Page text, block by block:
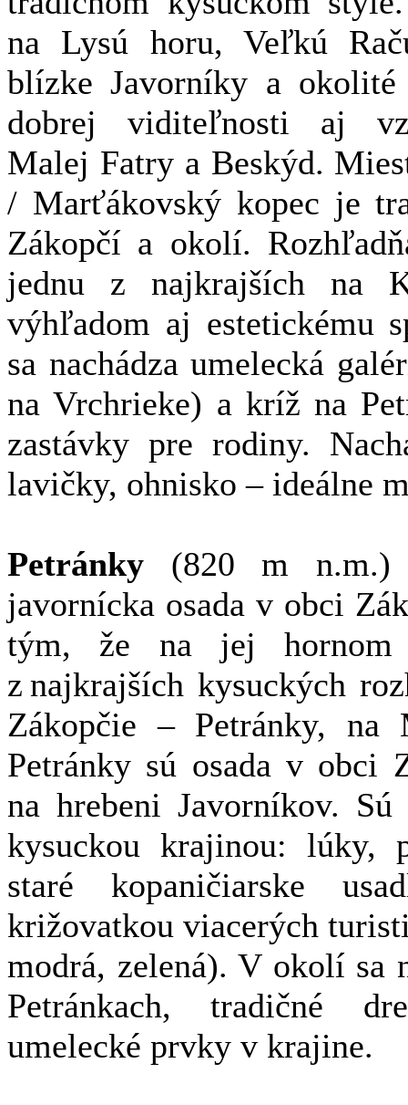
na Lysú horu, Veľkú
blízke Javorníky a okolité
dobrej viditeľnosti aj
Malej Fatry a Beskýd.
/ Marťákovský kopec je
Zákopčí a okolí.
jednu z najkrajších na
výhľadom aj estetickému
sa nachádza umelecká
na Vrchrieke) a kríž na
zastávky pre rodiny.
lavičky, ohnisko – ideálne
Petránky (820 m n.m.)
javornícka osada v obci
tým, že na jej hornom
z najkrajších kysuckých
Zákopčie – Petránky, na
Petránky sú osada v obci
na hrebeni Javorníkov.
kysuckou krajinou: lúky,
staré kopaničiarske
križovatkou viacerých
modrá, zelená). V okolí sa
Petránkach, tradičné
umelecké prvky v krajine.